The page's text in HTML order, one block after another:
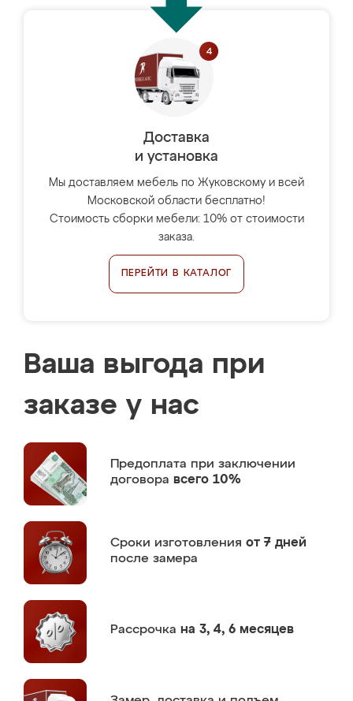
Доставка
и установка
Мы доставляем мебель по Жуковскому и всей
Московской области бесплатно!
Стоимость сборки мебели: 10% от стоимости
заказа.
ПЕРЕЙТИ В КАТАЛОГ
Ваша выгода при
заказе у нас
Предоплата при заключении
договора всего 10%
Сроки изготовления от 7 дней
после замера
Рассрочка на 3, 4, 6 месяцев